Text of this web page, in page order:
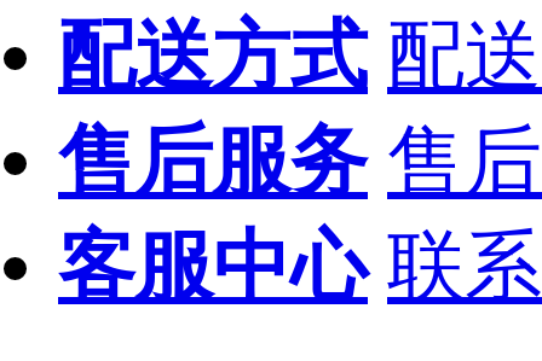
配送方式 配
售后服务 售
客服中心 联